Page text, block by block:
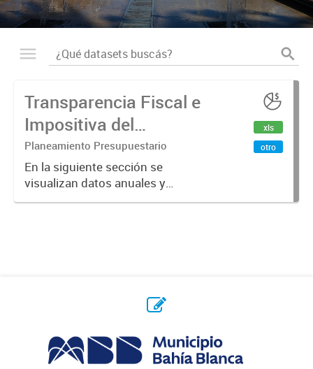
Transparencia Fiscal e
Impositiva del
Municipio. Año 2024
Planeamiento Presupuestario
En la siguiente sección se
visualizan datos anuales y
trimestrales referidos a la
xls
otro